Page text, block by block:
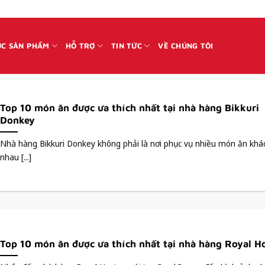
SẢN PHẨM HỖ TRỢ TIN TỨC VỀ CHÚNG TÔI
Top 10 món ăn được ưa thích nhất tại nhà hàng Bikkuri
Donkey
Nhà hàng Bikkuri Donkey không phải là nơi phục vụ nhiều món ăn
nhau [...]
Top 10 món ăn được ưa thích nhất tại nhà hàng Royal